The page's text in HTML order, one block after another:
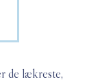
de lækreste,